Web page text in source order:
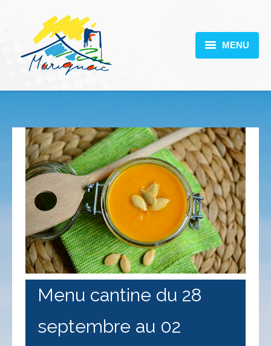
MENU
DÉCOUVERTE
VIE PRATIQUE
SCOLARITÉ
ACTUALITÉS
CONTACT
Menu cantine du 28
septembre au 02